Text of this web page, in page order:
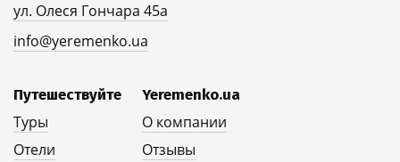
ул. Олеся Гончара 45а
info@yeremenko.ua
Путешествуйте
Туры
Отели
Yeremenko.ua
О компании
Отзывы